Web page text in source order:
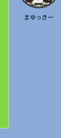
まゆっきー